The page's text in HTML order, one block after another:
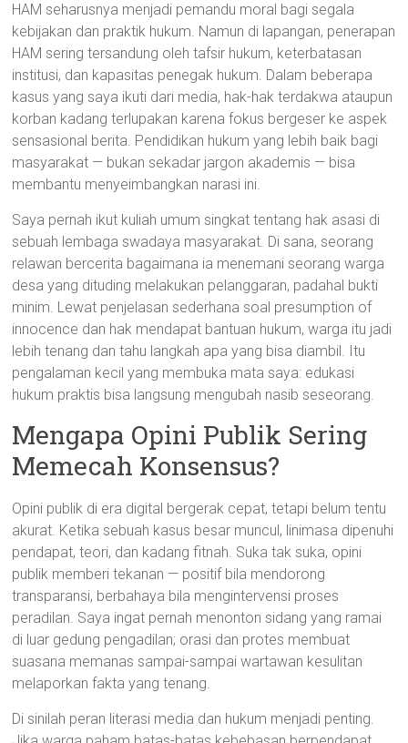
HAM seharusnya menjadi pemandu moral bagi segala
kebijakan dan praktik hukum. Namun di lapangan, penerapan
HAM sering tersandung oleh tafsir hukum, keterbatasan
institusi, dan kapasitas penegak hukum. Dalam beberapa
kasus yang saya ikuti dari media, hak-hak terdakwa ataupun
korban kadang terlupakan karena fokus bergeser ke aspek
sensasional berita. Pendidikan hukum yang lebih baik bagi
masyarakat — bukan sekadar jargon akademis — bisa
membantu menyeimbangkan narasi ini.
Saya pernah ikut kuliah umum singkat tentang hak asasi di
sebuah lembaga swadaya masyarakat. Di sana, seorang
relawan bercerita bagaimana ia menemani seorang warga
desa yang dituding melakukan pelanggaran, padahal bukti
minim. Lewat penjelasan sederhana soal presumption of
innocence dan hak mendapat bantuan hukum, warga itu jadi
lebih tenang dan tahu langkah apa yang bisa diambil. Itu
pengalaman kecil yang membuka mata saya: edukasi
hukum praktis bisa langsung mengubah nasib seseorang.
Mengapa Opini Publik Sering
Memecah Konsensus?
Opini publik di era digital bergerak cepat, tetapi belum tentu
akurat. Ketika sebuah kasus besar muncul, linimasa dipenuhi
pendapat, teori, dan kadang fitnah. Suka tak suka, opini
publik memberi tekanan — positif bila mendorong
transparansi, berbahaya bila mengintervensi proses
peradilan. Saya ingat pernah menonton sidang yang ramai
di luar gedung pengadilan; orasi dan protes membuat
suasana memanas sampai-sampai wartawan kesulitan
melaporkan fakta yang tenang.
Di sinilah peran literasi media dan hukum menjadi penting.